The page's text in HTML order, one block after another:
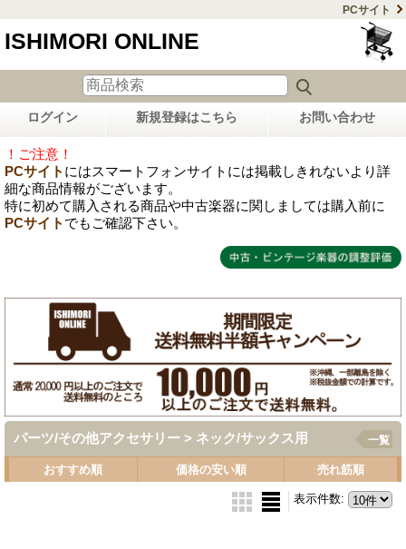
PCサイト
ISHIMORI ONLINE
ログイン 新規登録はこちら お問い合わせ
！ご注意！
PCサイト にはスマートフォンサイトには掲載しきれないより詳
細な商品情報がございます。
特に初めて購入される商品や中古楽器に関しましては購入前に
PCサイト でもご確認下さい。
パーツ/その他アクセサリー > ネック/サックス用 一覧
おすすめ順 価格の安い順 売れ筋順
表示件数: